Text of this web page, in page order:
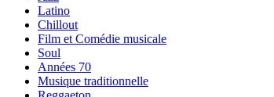
Latino
Chillout
Film et Comédie musicale
Soul
Années 70
Musique traditionnelle